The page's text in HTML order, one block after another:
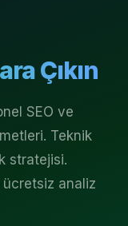
Çıkın
SEO ve
Teknik
stratejisi.
analiz